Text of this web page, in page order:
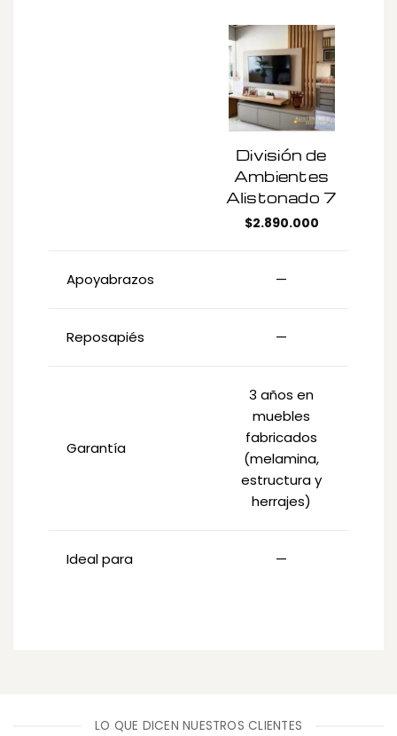
División de
Ambientes
Alistonado 7
$2.890.000
Apoyabrazos —
Reposapiés —
Garantía
3 años en
muebles
fabricados
(melamina,
estructura y
herrajes)
Ideal para —
LO QUE DICEN NUESTROS CLIENTES